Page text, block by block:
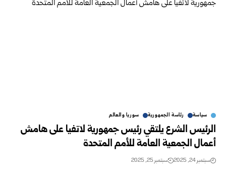
سياسة رئاسة الجمهورية سوريا والعالم
الرئيس الشرع يلتقي رئيس جمهورية لاتفيا على هامش
أعمال الجمعية العامة للأمم المتحدة
سبتمبر 24, 2025 سبتمبر 25, 2025